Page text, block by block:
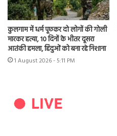
कुलगाम में धर्म पूछकर दो लोगों की गोली
मारकर हत्या, 10 दिनों के भीतर दूसरा
आतंकी हमला, हिंदुओं को बना रहे निशाना
1 August 2026 - 5:11 PM